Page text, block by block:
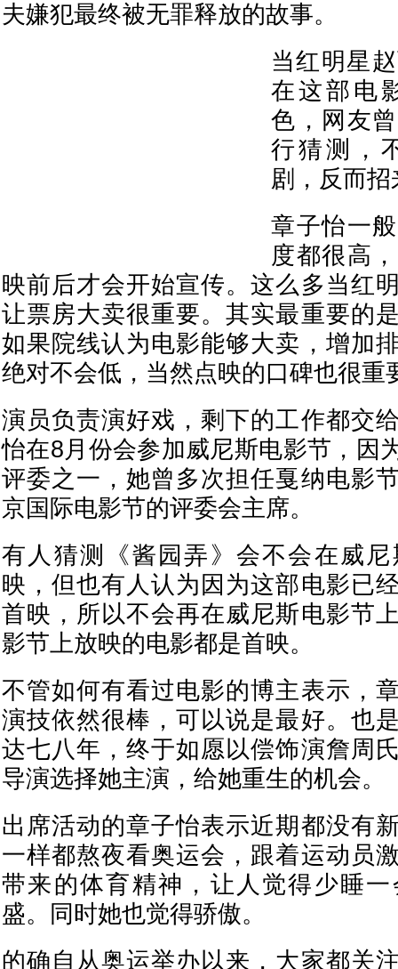
夫嫌犯最终被无罪释放的故事。
当红明星
在这部电
色，网友
行猜测，
剧，反而
章子怡一
度都很高
映前后才会开始宣传。这么多当红
让票房大卖很重要。其实最重要的
如果院线认为电影能够大卖，增加
绝对不会低，当然点映的口碑也很重
演员负责演好戏，剩下的工作都交
怡在8月份会参加威尼斯电影节，因
评委之一，她曾多次担任戛纳电影
京国际电影节的评委会主席。
有人猜测《酱园弄》会不会在威
映，但也有人认为因为这部电影已
首映，所以不会再在威尼斯电影节
影节上放映的电影都是首映。
不管如何有看过电影的博主表示，
演技依然很棒，可以说是最好。也
达七八年，终于如愿以偿饰演詹周
导演选择她主演，给她重生的机会。
出席活动的章子怡表示近期都没有
一样都熬夜看奥运会，跟着运动员
带来的体育精神，让人觉得少睡
盛。同时她也觉得骄傲。
的确自从奥运举办以来，大家都关